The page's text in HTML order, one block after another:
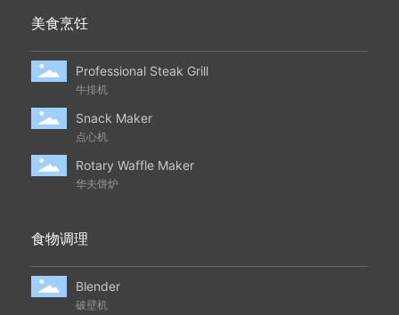
美食烹饪
Professional Steak Grill
牛排机
Snack Maker
点心机
Rotary Waffle Maker
华夫饼炉
食物调理
Blender
破壁机